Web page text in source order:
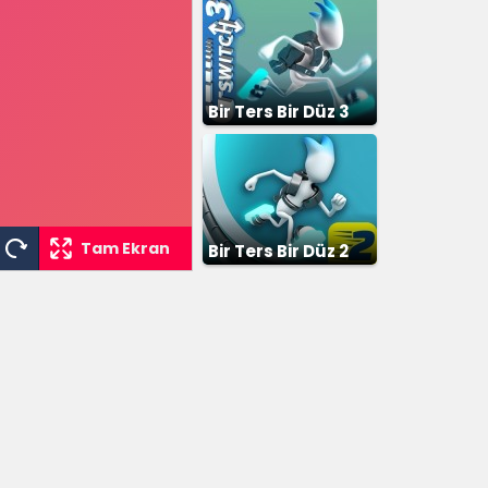
Tam Ekran
Bir Ters Bir Düz 3
Bir Ters Bir Düz 2